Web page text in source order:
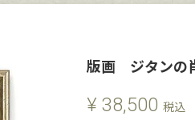
版画 ジタンの
¥ 38,500 税込